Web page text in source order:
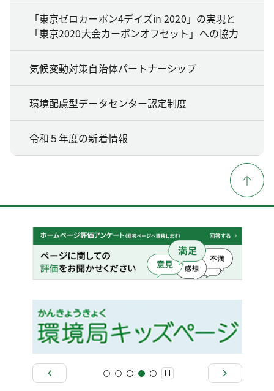
「東京ゼロカーボン4デイズin 2020」の実現と
「東京2020大会カーボンオフセット」への協力
気候変動対策自治体パートナーシップ
環境配慮型データセンター認定制度
令和５年度の新着情報